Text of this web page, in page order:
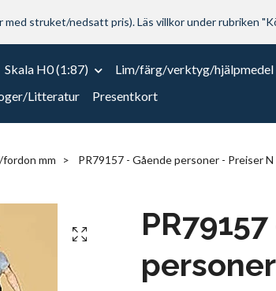
struket/nedsatt pris). Läs villkor under rubriken
Skala H0 (1:87)
Lim/färg/verktyg/hjälpmedel
Litteratur Presentkort
mm PR79157 - Gående personer - Preiser N